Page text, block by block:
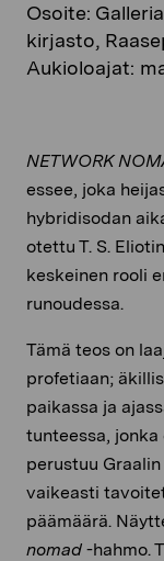
Osoite:
kirjasto,
Aukioloajat:
NETWORK
essee, joka
hybridisodan
otettu T. S.
keskeinen rooli
runoudessa.
Tämä teos on
profetiaan;
paikassa ja
tunteessa,
perustuu
vaikeasti
päämäärä.
nomad -hahmo.